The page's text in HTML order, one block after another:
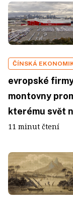
ČÍNSKÁ
evropské
montovny
kterému svět
11 minut čtení